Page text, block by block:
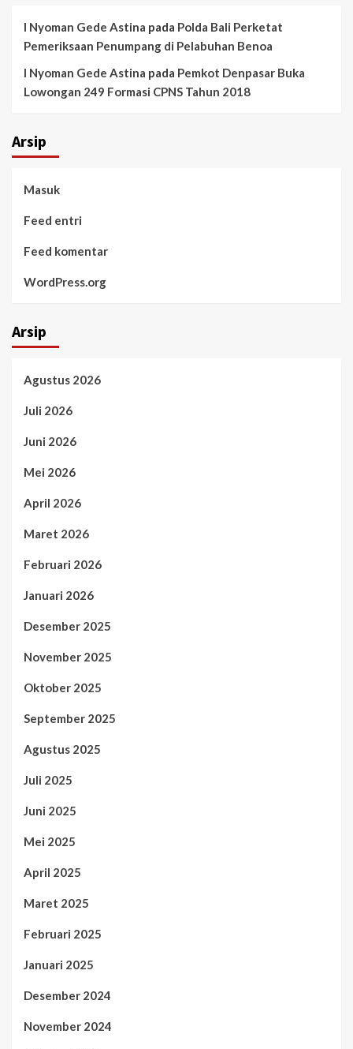
I Nyoman Gede Astina pada Polda Bali Perketat
Pemeriksaan Penumpang di Pelabuhan Benoa
I Nyoman Gede Astina pada Pemkot Denpasar Buka
Lowongan 249 Formasi CPNS Tahun 2018
Arsip
Masuk
Feed entri
Feed komentar
WordPress.org
Arsip
Agustus 2026
Juli 2026
Juni 2026
Mei 2026
April 2026
Maret 2026
Februari 2026
Januari 2026
Desember 2025
November 2025
Oktober 2025
September 2025
Agustus 2025
Juli 2025
Juni 2025
Mei 2025
April 2025
Maret 2025
Februari 2025
Januari 2025
Desember 2024
November 2024